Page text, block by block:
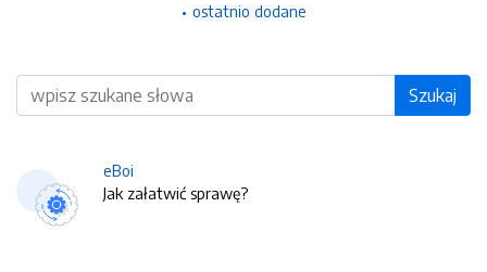
ostatnio dodane
Wyszukiwarka Szukaj
eBoi
Jak załatwić sprawę?